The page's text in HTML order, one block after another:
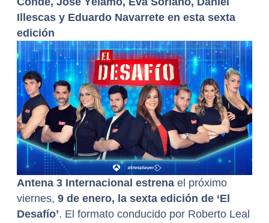
Illescas y Eduardo Navarrete en esta sexta
edición
Antena 3 Internacional estrena el próximo
viernes, 9 de enero, la sexta edición de ‘El
Desafío’. El formato conducido por Roberto Leal